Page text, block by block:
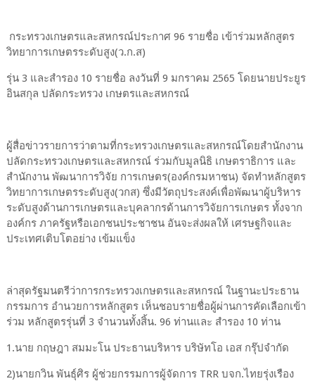
กระทรวงเกษตรและสหกรณ์ประกาศ 96 รายชื่อ เข้าร่วมหลักสูตร
วิทยาการเกษตรระดับสูง(ว.ก.ส)
รุ่น 3 และสำรอง 10 รายชื่อ ลงวันที่ 9 มกราคม 2565 โดยนายประยูร
อินสกุล ปลัดกระทรวง เกษตรและสหกรณ์
ผู้สื่อข่าวรายการว่าตามที่กระทรวงเกษตรและสหกรณ์โดยสำนักงาน
ปลัดกระทรวงเกษตรและสหกรณ์ ร่วมกับมูลนิธิ เกษตราธิการ และ
สำนักงาน พัฒนาการวิจัย การเกษตร(องค์กรมหาชน) จัดทำหลักสูตร
วิทยาการเกษตรระดับสูง(วกส) ซึ่งมีวัตถุประสงค์เพื่อพัฒนาผู้บริหาร
ระดับสูงด้านการเกษตรและบุคลากรด้านการวิจัยการเกษตร ทั้งจาก
องค์กร ภาครัฐหรือเอกชนประชาชน อันจะส่งผลให้ เศรษฐกิจและ
ประเทศเติบโตอย่าง เข้มแข็ง
ล่าสุดรัฐมนตรีว่าการกระทรวงเกษตรและสหกรณ์ ในฐานะประธาน
กรรมการ อำนวยการหลักสูตร เห็นชอบรายชื่อผู้ผ่านการคัดเลือกเข้า
ร่วม หลักสูตรรุ่นที่ 3 จำนวนทั้งสิ้น. 96 ท่านและ สำรอง 10 ท่าน
1.นาย กฤษฎา สมมะโน ประธานบริหาร บริษัทโอ เอส กรุ๊ปจำกัด
2)นายกวิน พันธุ์ศิร ผู้ช่วยกรรมการผู้จัดการ TRR บจก.ไทยรุ่งเรือง